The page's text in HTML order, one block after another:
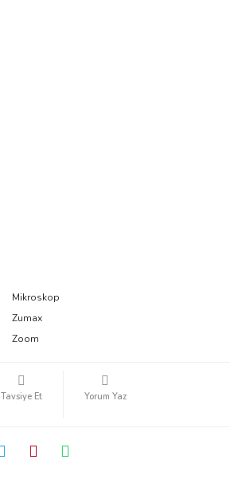
Mikroskop
Zumax
Zoom
Tavsiye Et Yorum Yaz